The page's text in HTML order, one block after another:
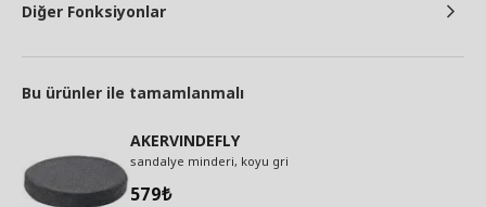
Diğer Fonksiyonlar
Bu ürünler ile tamamlanmalı
AKERVINDEFLY
sandalye minderi, koyu gri
579₺